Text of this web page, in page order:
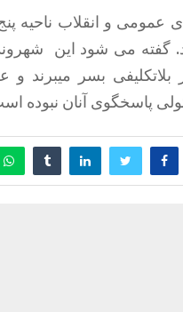
عمومی و انقلاب ناحیه
گفته می شود این
بسر میبرند و
پاسخگوی آنان نبوده